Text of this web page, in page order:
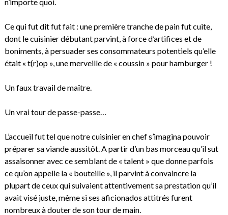
Ce qui fut dit fut fait : une première tranche de pain fut cuite,
dont le cuisinier débutant parvint, à force d’artifices et de
boniments, à persuader ses consommateurs potentiels qu’elle
était « t(r)op », une merveille de « coussin » pour hamburger !
Un faux travail de maître.
Un vrai tour de passe-passe…
L’accueil fut tel que notre cuisinier en chef s’imagina pouvoir
préparer sa viande aussitôt. A partir d’un bas morceau qu’il sut
assaisonner avec ce semblant de « talent » que donne parfois
ce qu’on appelle la « bouteille », il parvint à convaincre la
plupart de ceux qui suivaient attentivement sa prestation qu’il
avait visé juste, même si ses aficionados attitrés furent
nombreux à douter de son tour de main.